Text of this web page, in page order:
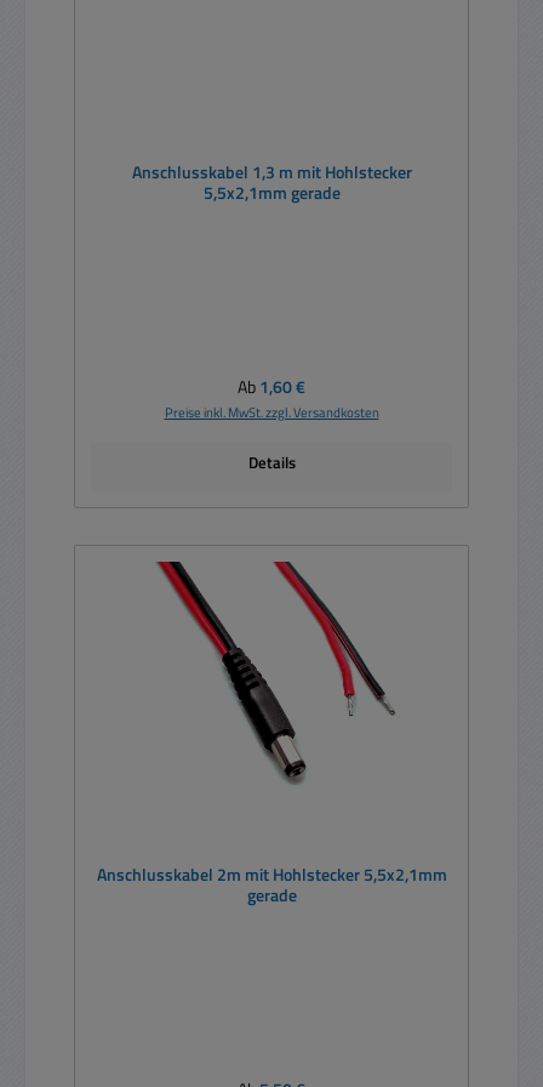
Anschlusskabel 1,3 m mit Hohlstecker
5,5x2,1mm gerade
Regulärer Preis:
Ab1,60 €
Preise inkl. MwSt. zzgl. Versandkosten
Details
Anschlusskabel 2m mit Hohlstecker 5,5x2,1mm
gerade